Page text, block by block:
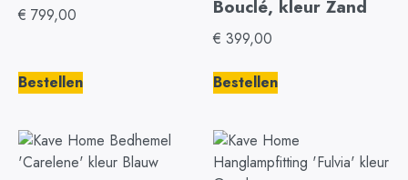
€ 799,00
Bestellen
Bouclé, kleur Zand
€ 399,00
Bestellen